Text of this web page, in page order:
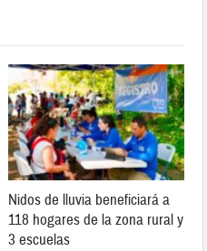
Nidos de lluvia beneficiará a
118 hogares de la zona rural y
3 escuelas